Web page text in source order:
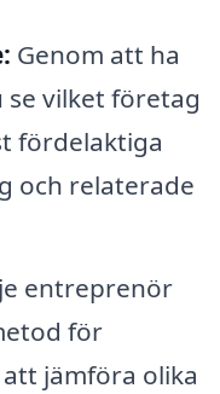
Genom att ha
vilket företag
fördelaktiga
och relaterade
entreprenör
för
jämföra olika